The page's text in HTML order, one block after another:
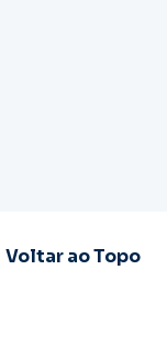
Voltar ao Topo